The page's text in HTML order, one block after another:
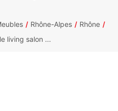
Rhône-Alpes
Rhône
living salon ...